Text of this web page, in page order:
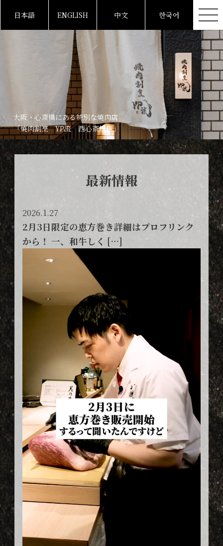
日本語 ENGLISH 中文 한국어
大阪・心斎橋にある特別な焼肉店
「焼肉割烹 YP流 西心斎橋店」
最新情報
2026.1.27
2月3日限定の恵方巻き詳細はプロフリンク
から！ 一、和牛しく […]